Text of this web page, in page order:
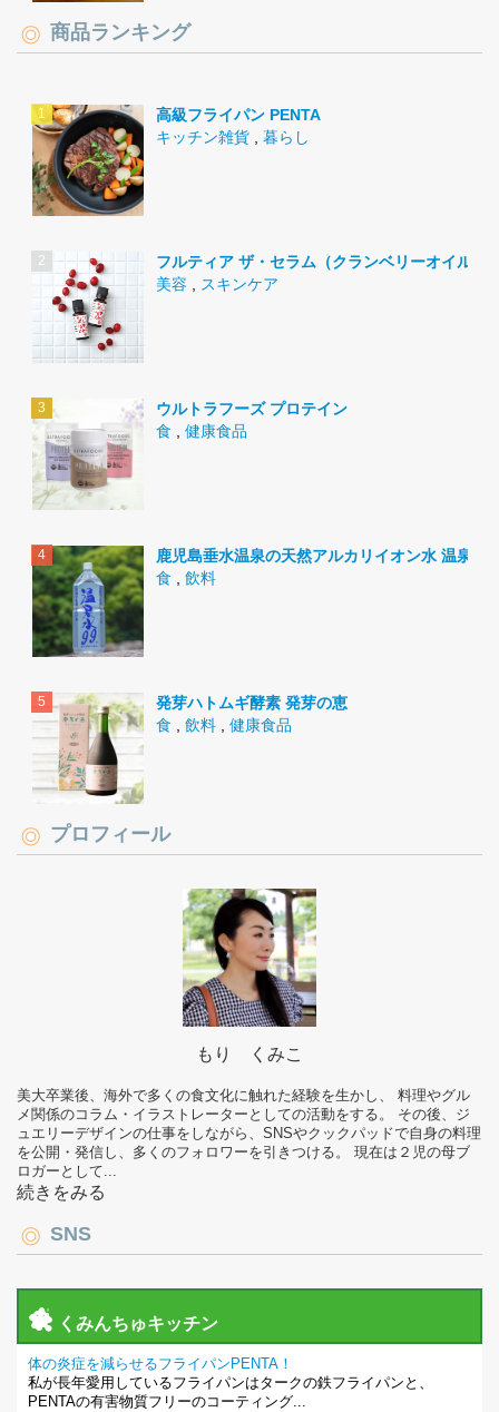
商品ランキング
高級フライパン PENTA
キッチン雑貨
暮らし
フルティア ザ・セラム（クランベリーオイル）
美容
スキンケア
ウルトラフーズ プロテイン
食
健康食品
鹿児島垂水温泉の天然アルカリイオン水 温泉水
食
飲料
発芽ハトムギ酵素 発芽の恵
食
飲料 健康食品
プロフィール
もり くみこ
美大卒業後、海外で多くの食文化に触れた経験を生かし、 料理やグル
メ関係のコラム・イラストレーターとしての活動をする。 その後、ジ
ュエリーデザインの仕事をしながら、SNSやクックパッドで自身の料理
を公開・発信し、多くのフォロワーを引きつける。 現在は２児の母ブ
ロガーとして...
続きをみる
SNS
くみんちゅキッチン
体の炎症を減らせるフライパンPENTA！
私が長年愛用しているフライパンはタークの鉄フライパンと、
PENTAの有害物質フリーのコーティング...